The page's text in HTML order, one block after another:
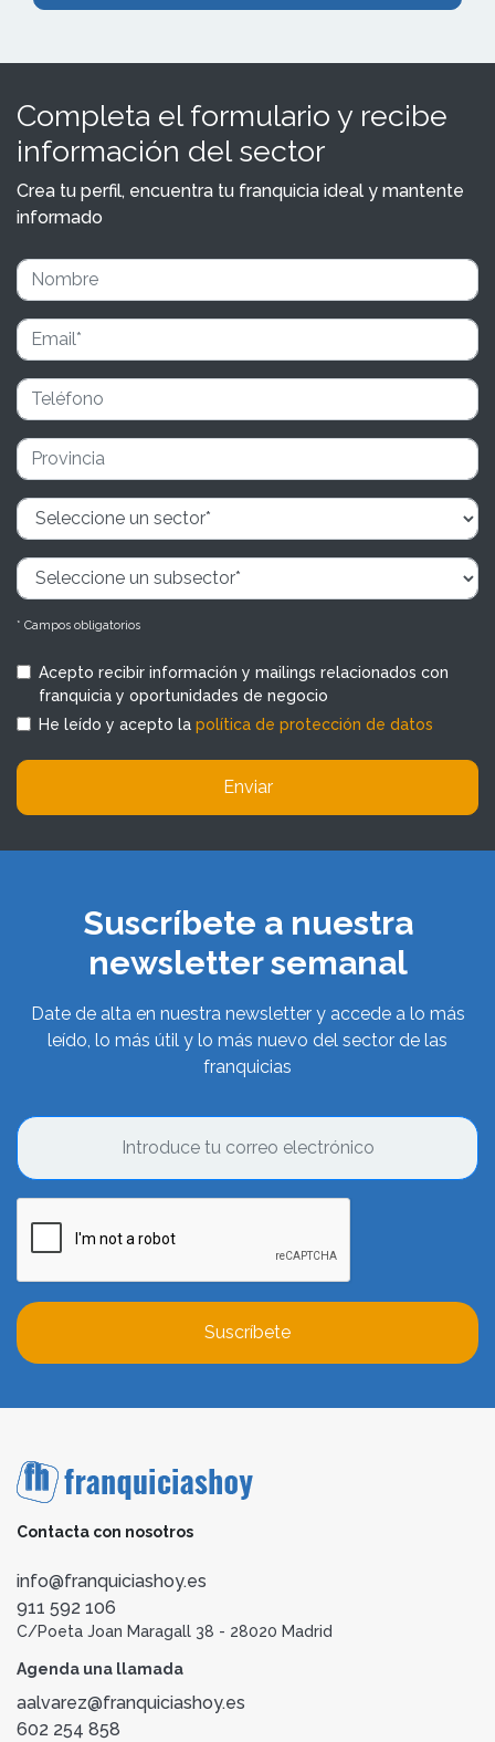
Completa el formulario y recibe
información del sector
Crea tu perfil, encuentra tu franquicia ideal y mantente
informado
* Campos obligatorios
Acepto recibir información y mailings relacionados con
franquicia y oportunidades de negocio
He leído y acepto la política de protección de datos
Enviar
Suscríbete a nuestra
newsletter semanal
Date de alta en nuestra newsletter y accede a lo más
leído, lo más útil y lo más nuevo del sector de las
franquicias
Suscríbete
Contacta con nosotros
info@franquiciashoy.es
911 592 106
C/Poeta Joan Maragall 38 - 28020 Madrid
Agenda una llamada
aalvarez@franquiciashoy.es
602 254 858